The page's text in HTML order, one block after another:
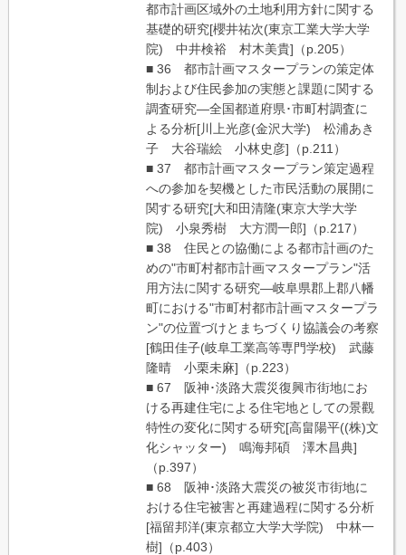
都市計画区域外の土地利用方針に関する
基礎的研究[櫻井祐次(東京工業大学大学
院) 中井検裕 村木美貴]（p.205）
■ 36 都市計画マスタープランの策定体
制および住民参加の実態と課題に関する
調査研究―全国都道府県･市町村調査に
よる分析[川上光彦(金沢大学) 松浦あき
子 大谷瑞絵 小林史彦]（p.211）
■ 37 都市計画マスタープラン策定過程
への参加を契機とした市民活動の展開に
関する研究[大和田清隆(東京大学大学
院) 小泉秀樹 大方潤一郎]（p.217）
■ 38 住民との協働による都市計画のた
めの"市町村都市計画マスタープラン"活
用方法に関する研究―岐阜県郡上郡八幡
町における"市町村都市計画マスタープラ
ン"の位置づけとまちづくり協議会の考察
[鶴田佳子(岐阜工業高等専門学校) 武藤
隆晴 小栗未麻]（p.223）
■ 67 阪神･淡路大震災復興市街地にお
ける再建住宅による住宅地としての景觀
特性の変化に関する研究[高畠陽平((株)文
化シャッター) 鳴海邦碩 澤木昌典]
（p.397）
■ 68 阪神･淡路大震災の被災市街地に
おける住宅被害と再建過程に関する分析
[福留邦洋(東京都立大学大学院) 中林一
樹]（p.403）